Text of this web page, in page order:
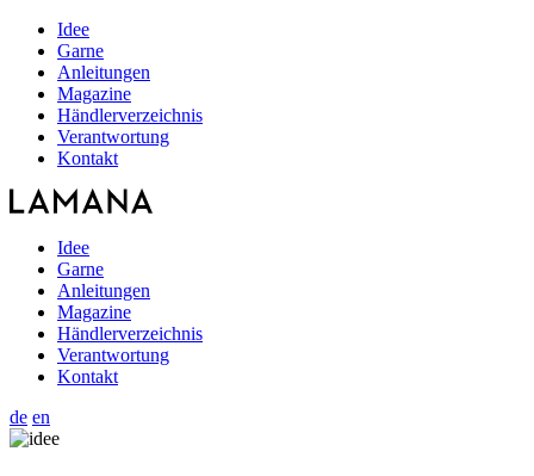
Idee
Garne
Anleitungen
Magazine
Händlerverzeichnis
Verantwortung
Kontakt
Idee
Garne
Anleitungen
Magazine
Händlerverzeichnis
Verantwortung
Kontakt
de en